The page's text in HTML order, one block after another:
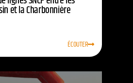
et la Charbonnière
ÉCOUTER